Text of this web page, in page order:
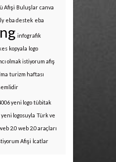
Afişi Buluşlar canva
eba destek eba
infografik
kopyala logo
olmak istiyorum afiş
turizm haftası
yeni logo tübitak
logosuyla Türk ve
2.0 web 2.0 araçları
Afişi İcatlar